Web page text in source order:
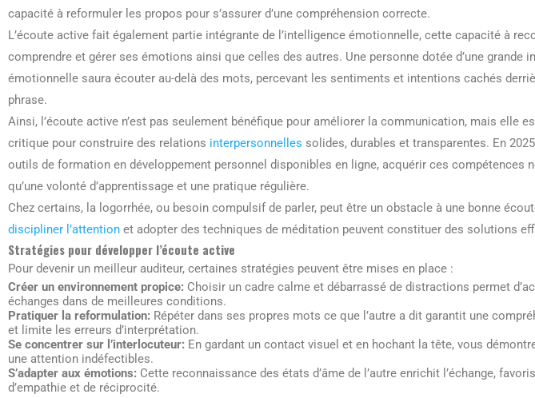
capacité à reformuler les propos pour s’assurer d’une compréhension correcte.
L’écoute active fait également partie intégrante de l’intelligence émotionnelle, cette capacité à
comprendre et gérer ses émotions ainsi que celles des autres. Une personne dotée d’une grande
émotionnelle saura écouter au-delà des mots, percevant les sentiments et intentions cachés
phrase.
Ainsi, l’écoute active n’est pas seulement bénéfique pour améliorer la communication, mais elle
critique pour construire des relations interpersonnelles solides, durables et transparentes. En
outils de formation en développement personnel disponibles en ligne, acquérir ces compétences
qu’une volonté d’apprentissage et une pratique régulière.
Chez certains, la logorrhée, ou besoin compulsif de parler, peut être un obstacle à une bonne
discipliner l’attention et adopter des techniques de méditation peuvent constituer des solutions
Stratégies pour développer l’écoute active
Pour devenir un meilleur auditeur, certaines stratégies peuvent être mises en place :
Créer un environnement propice: Choisir un cadre calme et débarrassé de distractions permet
échanges dans de meilleures conditions.
Pratiquer la reformulation: Répéter dans ses propres mots ce que l’autre a dit garantit une
et limite les erreurs d’interprétation.
Se concentrer sur l’interlocuteur: En gardant un contact visuel et en hochant la tête, vous
une attention indéfectibles.
S’adapter aux émotions: Cette reconnaissance des états d’âme de l’autre enrichit l’échange,
d’empathie et de réciprocité.